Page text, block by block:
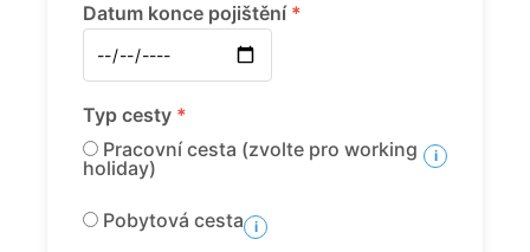
Datum konce pojištění *
Typ cesty *
Pracovní cesta (zvolte pro working
holiday)
i
Pobytová cesta i